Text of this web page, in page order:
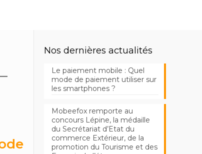
Nos dernières actualités
Le paiement mobile : Quel
mode de paiement utiliser sur
les smartphones ?
Mobeefox remporte au
concours Lépine, la médaille
du Secrétariat d’Etat du
commerce Extérieur, de la
promotion du Tourisme et des